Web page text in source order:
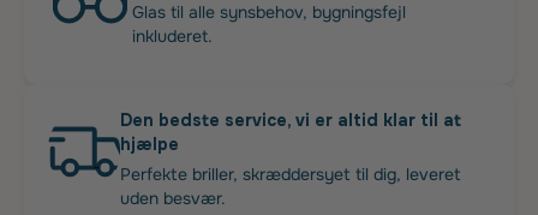
Glas til alle synsbehov, bygningsfejl
inkluderet.
Den bedste service, vi er altid klar til at
hjælpe
Perfekte briller, skræddersyet til dig, leveret
uden besvær.